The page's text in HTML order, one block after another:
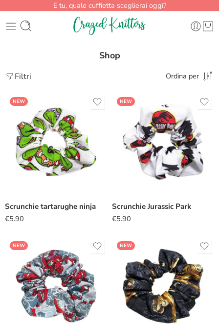
E tu, quale cuffietta sceglierai oggi?
Shop
Filtri Ordina per
NEW
Scrunchie tartarughe ninja
€5.90
NEW
Scrunchie Jurassic Park
€5.90
NEW NEW